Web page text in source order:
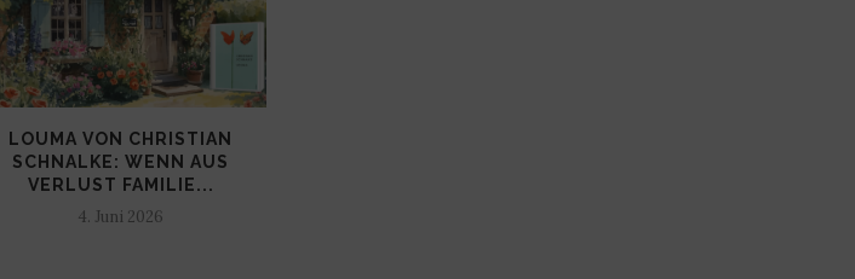
LOUMA VON CHRISTIAN
SCHNALKE: WENN AUS
VERLUST FAMILIE...
4. Juni 2026